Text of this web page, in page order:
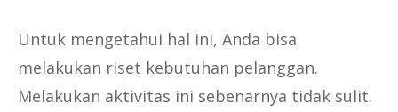
Untuk mengetahui hal ini, Anda bisa
melakukan riset kebutuhan pelanggan.
Melakukan aktivitas ini sebenarnya tidak sulit.